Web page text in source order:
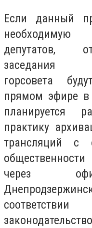
Если данный
депутатов,
заседания
горсовета
прямом эфире в
планируется
практику
трансляций с
через